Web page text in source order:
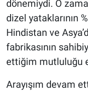
dönemiydi. O
dizel yataklarının
Hindistan ve
fabrikasının
ettiğim mutluluğu
Arayışım devam